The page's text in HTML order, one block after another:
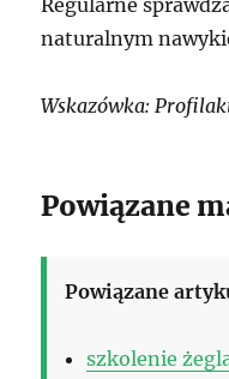
Regularne
naturalnym
Wskazówka:
Powiązane
Powiązane
szkolenie